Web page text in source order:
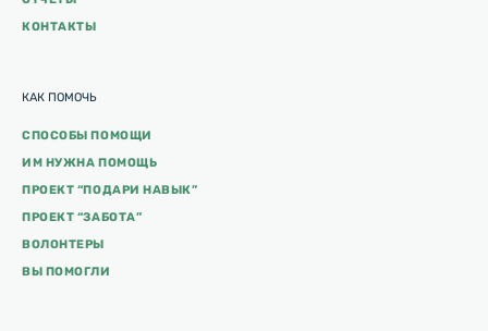
КОНТАКТЫ
КАК ПОМОЧЬ
СПОСОБЫ ПОМОЩИ
ИМ НУЖНА ПОМОЩЬ
ПРОЕКТ “ПОДАРИ НАВЫК”
ПРОЕКТ “ЗАБОТА”
ВОЛОНТЕРЫ
ВЫ ПОМОГЛИ